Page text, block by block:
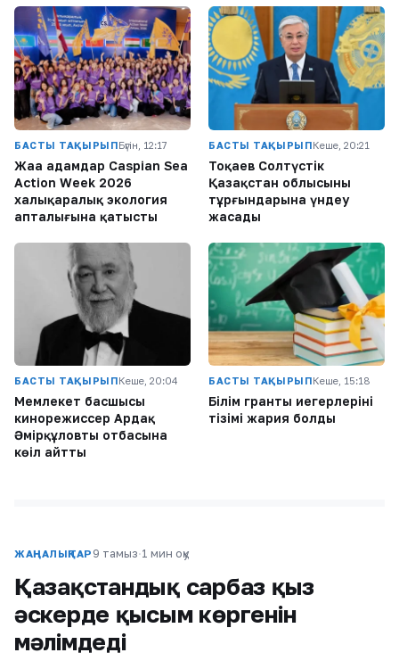
БАСТЫ ТАҚЫРЫПБүгін, 12:17
Жаңа адамдар Caspian Sea
Action Week 2026
халықаралық экология
апталығына қатысты
БАСТЫ ТАҚЫРЫПКеше, 20:21
Тоқаев Солтүстік
Қазақстан облысының
тұрғындарына үндеу
жасады
БАСТЫ ТАҚЫРЫПКеше, 20:04
Мемлекет басшысы
кинорежиссер Ардақ
Әмірқұловтың отбасына
көңіл айтты
БАСТЫ ТАҚЫРЫПКеше, 15:18
Білім гранты иегерлерінің
тізімі жария болды
ЖАҢАЛЫҚТАР 9 тамыз·1 мин оқу
Қазақстандық сарбаз қыз
әскерде қысым көргенін
мәлімдеді